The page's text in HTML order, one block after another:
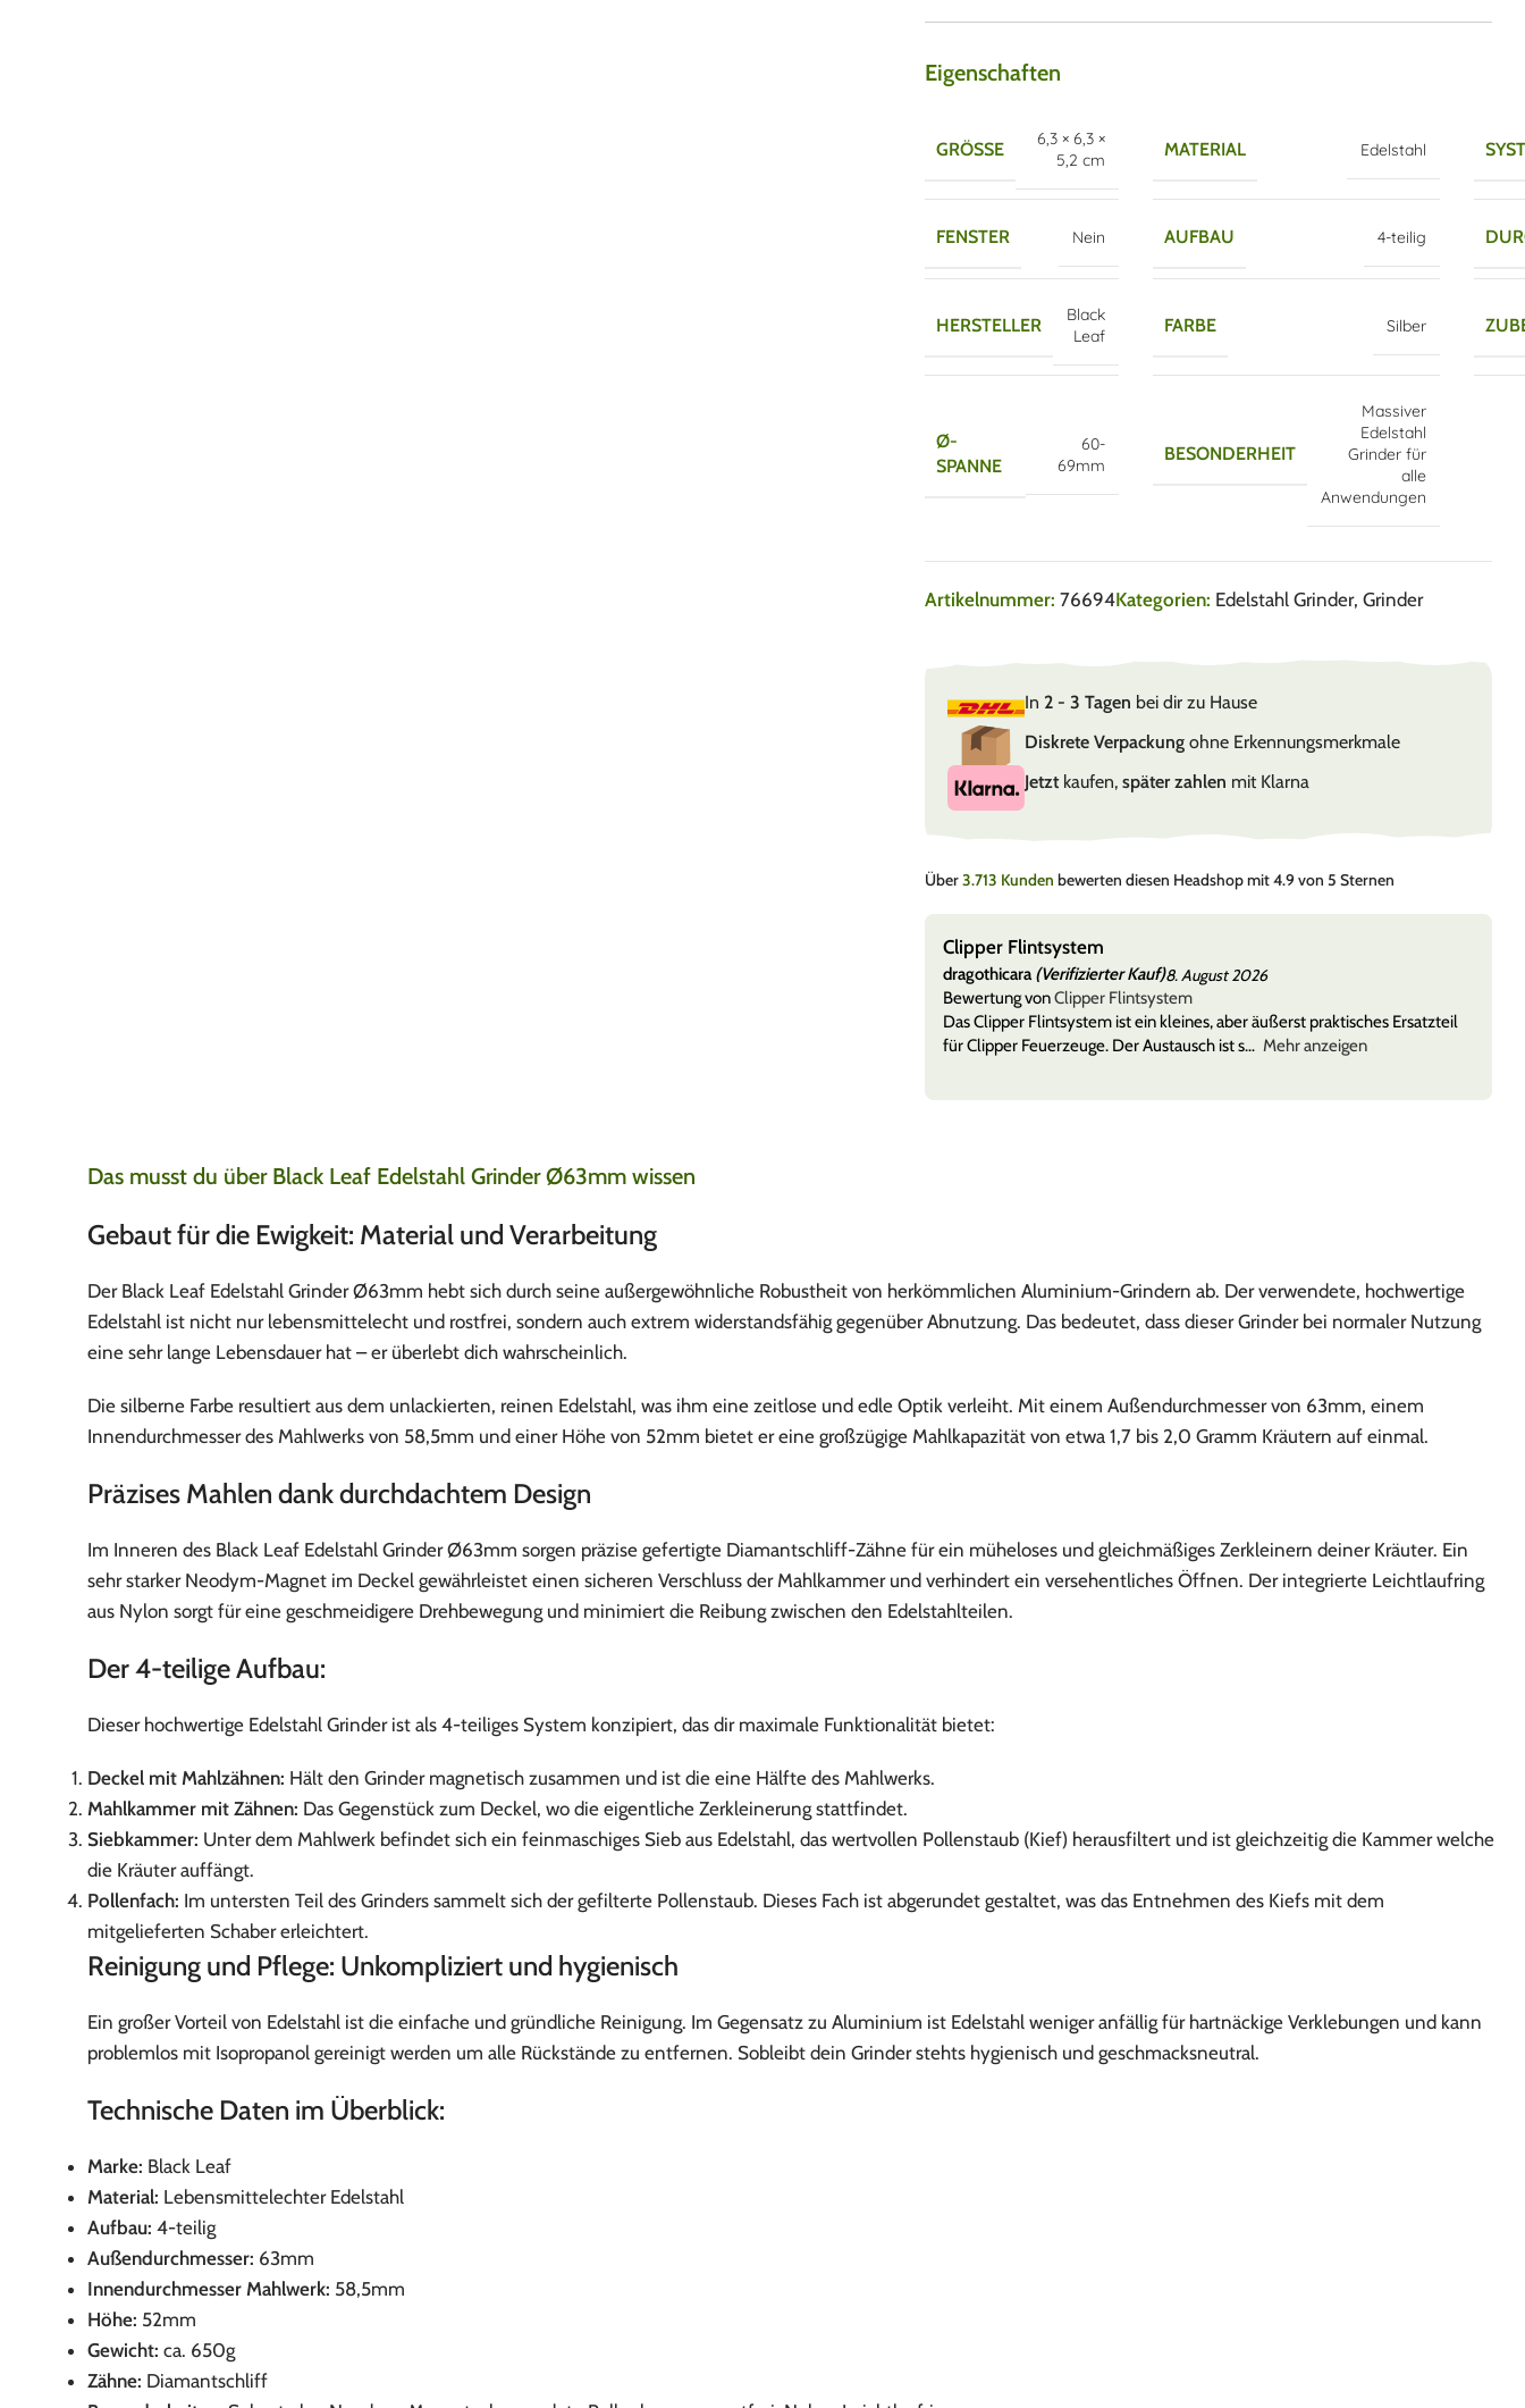
Eigenschaften
GRÖSSE
6,3 × 6,3 ×
5,2 cm
MATERIAL Edelstahl
FENSTER Nein AUFBAU 4-teilig
HERSTELLER
Black
Leaf
FARBE Silber
Ø-
SPANNE
60-
69mm
BESONDERHEIT
Massiver
Edelstahl
Grinder für
alle
Anwendungen
Artikelnummer: 76694Kategorien: Edelstahl Grinder, Grinder
In 2 - 3 Tagen bei dir zu Hause
Diskrete Verpackungohne Erkennungsmerkmale
Jetztkaufen, später zahlen mit Klarna
Über3.713 Kunden bewerten diesen Headshop mit 4.9 von 5 Sternen
Clipper Flintsystem
dragothicara(Verifizierter Kauf)8. August 2026
Bewertung vonClipper Flintsystem
Das Clipper Flintsystem ist ein kleines, aber äußerst praktisches Ersatzteil
für Clipper Feuerzeuge. Der Austausch ist s
Mehr anzeigen
Das musst du über Black Leaf Edelstahl Grinder Ø63mm wissen
Gebaut für die Ewigkeit: Material und Verarbeitung
Der Black Leaf Edelstahl Grinder Ø63mm hebt sich durch seine außergewöhnliche Robustheit von herkömmlichen Aluminium-Grindern ab. Der verwendete, hochwertige
Edelstahl ist nicht nur lebensmittelecht und rostfrei, sondern auch extrem widerstandsfähig gegenüber Abnutzung. Das bedeutet, dass dieser Grinder bei normaler Nutzung
eine sehr lange Lebensdauer hat – er überlebt dich wahrscheinlich.
Die silberne Farbe resultiert aus dem unlackierten, reinen Edelstahl, was ihm eine zeitlose und edle Optik verleiht. Mit einem Außendurchmesser von 63mm, einem
Innendurchmesser des Mahlwerks von 58,5mm und einer Höhe von 52mm bietet er eine großzügige Mahlkapazität von etwa 1,7 bis 2,0 Gramm Kräutern auf einmal.
Präzises Mahlen dank durchdachtem Design
Im Inneren des Black Leaf Edelstahl Grinder Ø63mm sorgen präzise gefertigte Diamantschliff-Zähne für ein müheloses und gleichmäßiges Zerkleinern deiner Kräuter. Ein
sehr starker Neodym-Magnet im Deckel gewährleistet einen sicheren Verschluss der Mahlkammer und verhindert ein versehentliches Öffnen. Der integrierte Leichtlaufring
aus Nylon sorgt für eine geschmeidigere Drehbewegung und minimiert die Reibung zwischen den Edelstahlteilen.
Der 4-teilige Aufbau:
Dieser hochwertige Edelstahl Grinder ist als 4-teiliges System konzipiert, das dir maximale Funktionalität bietet:
Deckel mit Mahlzähnen: Hält den Grinder magnetisch zusammen und ist die eine Hälfte des Mahlwerks.
Mahlkammer mit Zähnen: Das Gegenstück zum Deckel, wo die eigentliche Zerkleinerung stattfindet.
Siebkammer: Unter dem Mahlwerk befindet sich ein feinmaschiges Sieb aus Edelstahl, das wertvollen Pollenstaub (Kief) herausfiltert und ist gleichzeitig die Kammer welche
die Kräuter auffängt.
Pollenfach: Im untersten Teil des Grinders sammelt sich der gefilterte Pollenstaub. Dieses Fach ist abgerundet gestaltet, was das Entnehmen des Kiefs mit dem
mitgelieferten Schaber erleichtert.
Reinigung und Pflege: Unkompliziert und hygienisch
Ein großer Vorteil von Edelstahl ist die einfache und gründliche Reinigung. Im Gegensatz zu Aluminium ist Edelstahl weniger anfällig für hartnäckige Verklebungen und kann
problemlos mit Isopropanol gereinigt werden um alle Rückstände zu entfernen. Sobleibt dein Grinder stehts hygienisch und geschmacksneutral.
Technische Daten im Überblick:
Marke: Black Leaf
Material: Lebensmittelechter Edelstahl
Aufbau: 4-teilig
Außendurchmesser: 63mm
Innendurchmesser Mahlwerk: 58,5mm
Höhe: 52mm
Gewicht: ca. 650g
Zähne: Diamantschliff